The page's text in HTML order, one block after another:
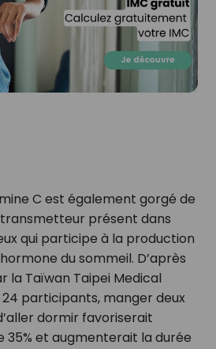
C est également gorgé de
présent dans
qui participe à la production
du sommeil. D’après
la Taïwan Taipei Medical
participants, manger deux
dormir favoriserait
35% et augmenterait la durée